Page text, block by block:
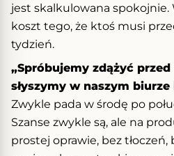
jest skalkulowana spokojnie.
koszt tego, że ktoś musi
tydzień.
„Spróbujemy zdążyć
słyszymy w naszym
Zwykle pada w środę po
Szanse zwykle są, ale na
prostej oprawie, bez